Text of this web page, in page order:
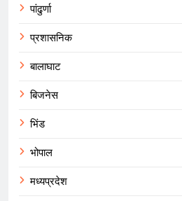
पांढुर्णा
प्रशासनिक
बालाघाट
बिजनेस
भिंड
भोपाल
मध्यप्रदेश